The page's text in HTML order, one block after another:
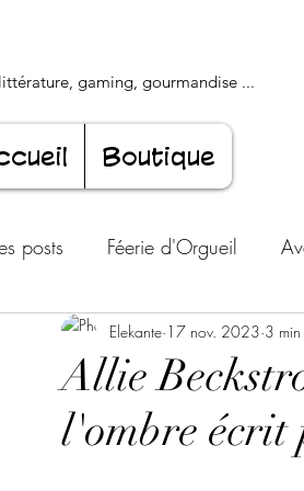
gaming, gourmandise ...
Boutique
posts Féerie d'Orgueil
Luxure Envoûtante Gourmandise
Jeunesse éternelle Cœur
Allie
l'ombre écrit
Elekante 17 nov. 2023 3